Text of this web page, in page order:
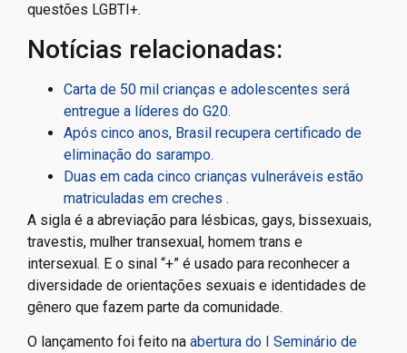
questões LGBTI+.
Notícias relacionadas:
Carta de 50 mil crianças e adolescentes será
entregue a líderes do G20.
Após cinco anos, Brasil recupera certificado de
eliminação do sarampo.
Duas em cada cinco crianças vulneráveis estão
matriculadas em creches .
A sigla é a abreviação para lésbicas, gays, bissexuais,
travestis, mulher transexual, homem trans e
intersexual. E o sinal “+” é usado para reconhecer a
diversidade de orientações sexuais e identidades de
gênero que fazem parte da comunidade.
O lançamento foi feito na abertura do I Seminário de